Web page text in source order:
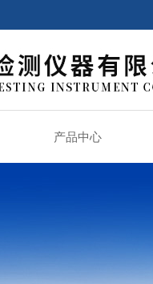
产品中心